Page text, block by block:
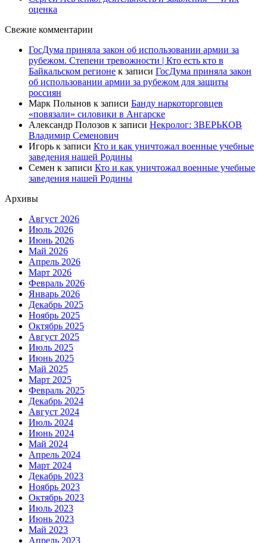
оценка
Свежие комментарии
ГосДума приняла закон об использовании армии за
рубежом. Степени тревожности | Кто есть кто в
Байкальском регионе к записи ГосДума приняла закон
об использовании армии за рубежом для защиты
россиян
Марк Полынов к записи Банду наркоторговцев
«повязали» силовики в Ангарске
Александр Полозов к записи Некролог: ЗВЕРЬКОВ
Владимир Семенович
Игорь к записи Кто и как уничтожал военные учебные
заведения нашей Родины
Семен к записи Кто и как уничтожал военные учебные
заведения нашей Родины
Архивы
Август 2026
Июль 2026
Июнь 2026
Май 2026
Апрель 2026
Март 2026
Февраль 2026
Январь 2026
Декабрь 2025
Ноябрь 2025
Октябрь 2025
Август 2025
Июль 2025
Июнь 2025
Май 2025
Март 2025
Февраль 2025
Декабрь 2024
Август 2024
Июль 2024
Июнь 2024
Май 2024
Апрель 2024
Март 2024
Декабрь 2023
Ноябрь 2023
Октябрь 2023
Июль 2023
Июнь 2023
Май 2023
Апрель 2023